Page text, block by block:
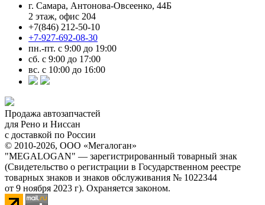
г. Самара, Антонова-Овсеенко, 44Б
2 этаж, офис 204
+7(846) 212-50-10
+7-927-692-08-30
пн.-пт. с 9:00 до 19:00
сб. с 9:00 до 17:00
вс. с 10:00 до 16:00
Продажа автозапчастей
для Рено и Ниссан
с доставкой по России
© 2010-2026, ООО «Мегалоган»
"MEGALOGAN" — зарегистрированный товарный знак
(Свидетельство о регистрации в Государственном реестре
товарных знаков и знаков обслуживания № 1022344
от 9 ноября 2023 г). Охраняется законом.